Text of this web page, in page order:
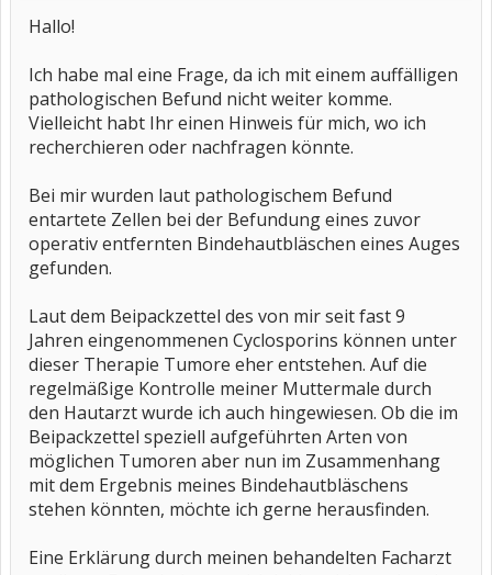
Hallo!
Ich habe mal eine Frage, da ich mit einem auffälligen
pathologischen Befund nicht weiter komme.
Vielleicht habt Ihr einen Hinweis für mich, wo ich
recherchieren oder nachfragen könnte.
Bei mir wurden laut pathologischem Befund
entartete Zellen bei der Befundung eines zuvor
operativ entfernten Bindehautbläschen eines Auges
gefunden.
Laut dem Beipackzettel des von mir seit fast 9
Jahren eingenommenen Cyclosporins können unter
dieser Therapie Tumore eher entstehen. Auf die
regelmäßige Kontrolle meiner Muttermale durch
den Hautarzt wurde ich auch hingewiesen. Ob die im
Beipackzettel speziell aufgeführten Arten von
möglichen Tumoren aber nun im Zusammenhang
mit dem Ergebnis meines Bindehautbläschens
stehen könnten, möchte ich gerne herausfinden.
Eine Erklärung durch meinen behandelten Facharzt